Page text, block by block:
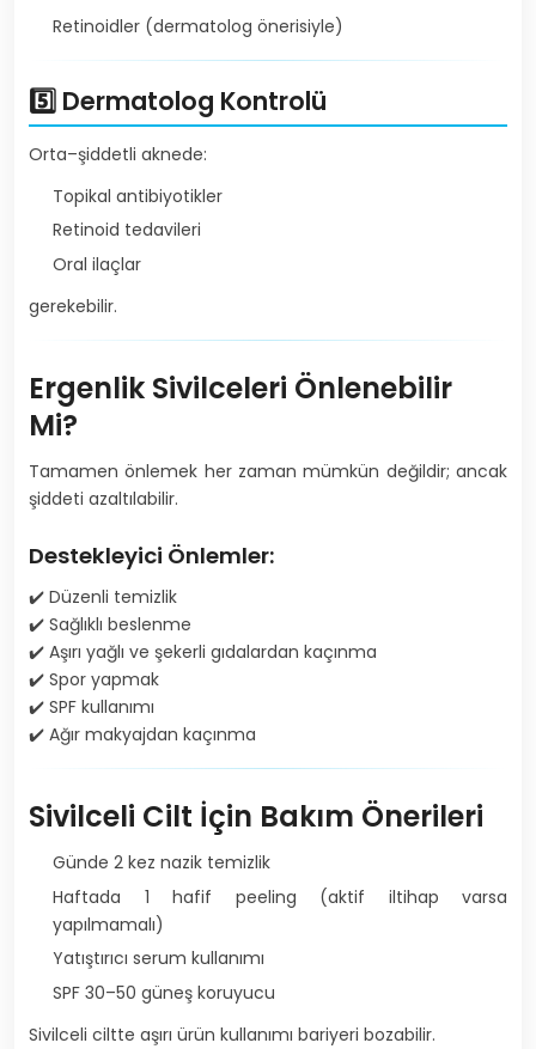
Retinoidler (dermatolog önerisiyle)
5️⃣ Dermatolog Kontrolü
Orta–şiddetli aknede:
Topikal antibiyotikler
Retinoid tedavileri
Oral ilaçlar
gerekebilir.
Ergenlik Sivilceleri Önlenebilir
Mi?
Tamamen önlemek her zaman mümkün değildir; ancak
şiddeti azaltılabilir.
Destekleyici Önlemler:
✔️ Düzenli temizlik
✔️ Sağlıklı beslenme
✔️ Aşırı yağlı ve şekerli gıdalardan kaçınma
✔️ Spor yapmak
✔️ SPF kullanımı
✔️ Ağır makyajdan kaçınma
Sivilceli Cilt İçin Bakım Önerileri
Günde 2 kez nazik temizlik
Haftada 1 hafif peeling (aktif iltihap varsa
yapılmamalı)
Yatıştırıcı serum kullanımı
SPF 30–50 güneş koruyucu
Sivilceli ciltte aşırı ürün kullanımı bariyeri bozabilir.